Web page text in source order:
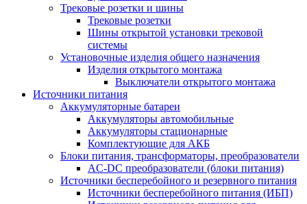
Трековые розетки и шины
Трековые розетки
Шины открытой установки трековой
системы
Установочные изделия общего назначения
Изделия открытого монтажа
Выключатели открытого монтажа
Источники питания
Аккумуляторные батареи
Аккумуляторы автомобильные
Аккумуляторы стационарные
Комплектующие для АКБ
Блоки питания, трансформаторы, преобразователи
AC-DC преобразователи (блоки питания)
Источники бесперебойного и резервного питания
Источники бесперебойного питания (ИБП)